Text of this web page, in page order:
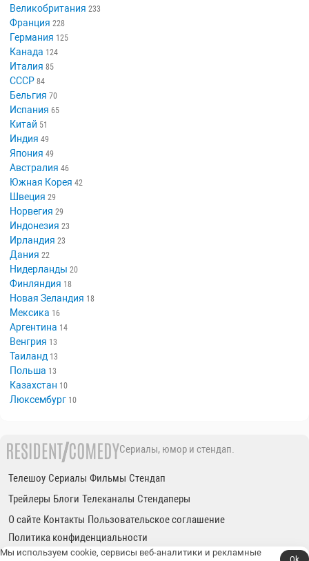
Великобритания 233
Франция 228
Германия 125
Канада 124
Италия 85
СССР 84
Бельгия 70
Испания 65
Китай 51
Индия 49
Япония 49
Австралия 46
Южная Корея 42
Швеция 29
Норвегия 29
Индонезия 23
Ирландия 23
Дания 22
Нидерланды 20
Финляндия 18
Новая Зеландия 18
Мексика 16
Аргентина 14
Венгрия 13
Таиланд 13
Польша 13
Казахстан 10
Люксембург 10
Сериалы, юмор и стендап.
Телешоу Сериалы Фильмы Стендап
Трейлеры Блоги Телеканалы Стендаперы
О сайте Контакты Пользовательское соглашение
Политика конфиденциальности
Мы используем cookie, сервисы веб-аналитики и рекламные
Ok